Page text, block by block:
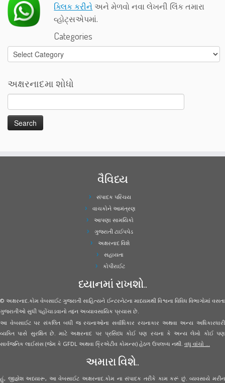
ક્લિક કરીને અને મેળવો નવા લેખની લિંક તમારા
વ્હોટ્સએપમાં.
Categories
Categories
અક્ષરનાદમા શોધો
વૈવિધ્ય
સંપાદક પરિચય
વાચકોને આમંત્રણ
આપણા સામયિકો
ગુજરાતી ટાઈપપેડ
અક્ષરનાદ વિશે
સહાયતા
કોપીરાઈટ
ધ્યાનમાં રાખશો..
© અક્ષરનાદ.કોમ વેબસાઈટ ગુજરાતી સાહિત્યને ઈન્ટરનેટના માધ્યમથી વિશ્વના વિવિધ વિભાગોમાં વસતા
ગુજરાતીઓ સુધી પહોંચાડવાનો તદ્દન અવ્યાવસાયિક પ્રયાસ છે.
આ વેબસાઈટ પર સંકલિત બધી જ રચનાઓના સર્વાધિકાર રચનાકાર અથવા અન્ય અધિકારધારી
વ્યક્તિ પાસે સુરક્ષિત છે. માટે અક્ષરનાદ પર પ્રસિધ્ધ કોઈ પણ રચના કે અન્ય લેખો કોઈ પણ
સાર્વજનિક લાઈસંસ (જેમ કે GFDL અથવા ક્રિએટીવ કોમન્સ) હેઠળ ઉપલબ્ધ નથી. વધુ વાંચો ...
અમારા વિશે..
હું, જીજ્ઞેશ અધ્યારૂ, આ વેબસાઈટ અક્ષરનાદ.કોમ ના સંપાદક તરીકે કામ કરૂં છું. વ્યવસાયે મરીન